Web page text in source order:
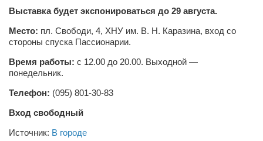
Денис Федченко
Звукорежиссёры
Alfom Studio
Guitarproduction Studio
Писатели
Поэты
Выставка будет экспонироваться до 29 августа.
Место: пл. Свободи, 4, ХНУ им. В. Н. Каразина, вход со
стороны спуска Пассионарии.
Время работы: с 12.00 до 20.00. Выходной —
понедельник.
Телефон: (095) 801-30-83
Вход свободный
Источник: В городе